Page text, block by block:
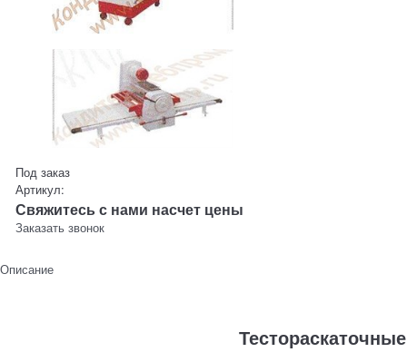
Под заказ
Артикул:
Свяжитесь с нами насчет цены
Заказать звонок
Описание